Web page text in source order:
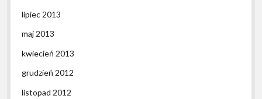
lipiec 2013
maj 2013
kwiecień 2013
grudzień 2012
listopad 2012